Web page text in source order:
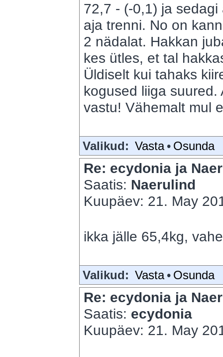
72,7 - (-0,1) ja
aja trenni. No on
2 nädalat. Hakkan
kes ütles, et tal
Üldiselt kui tahaks
kogused liiga
vastu! Vähemalt mul
Valikud: Vasta • Osunda
Re: ecydonia ja
Saatis: Naerulind
Kuupäev: 21. May
ikka jälle 65,4kg,
Valikud: Vasta • Osunda
Re: ecydonia ja
Saatis: ecydonia
Kuupäev: 21. May